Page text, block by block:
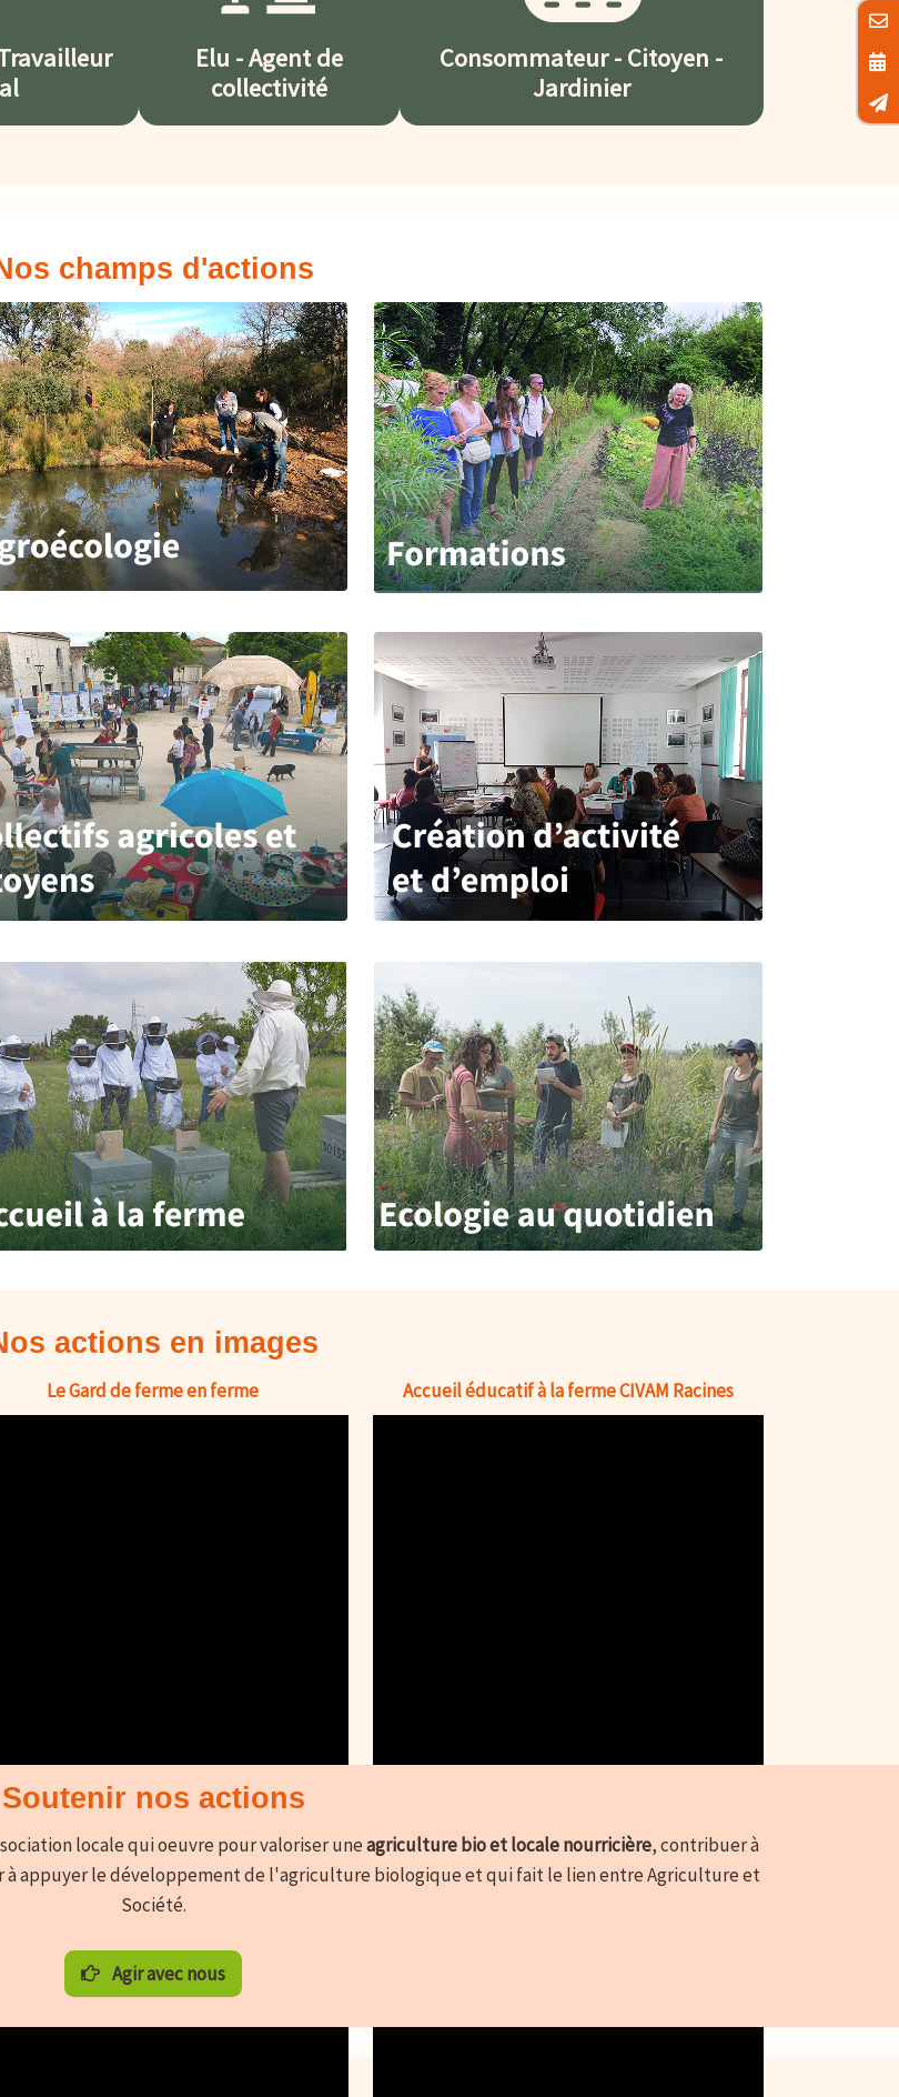
Elu - Agent de
collectivité
Consommateur - Citoyen -
Jardinier
champs d'actions
actions en images
Le Gard de ferme en ferme Accueil éducatif à la ferme CIVAM Racines
Soutenir nos actions
locale qui oeuvre pour valoriser uneagriculture bio et locale nourricière, contribuer à
à appuyer le développement de l'agriculture biologique et qui fait le lien entre Agriculture et
Société.
Agir avec nous